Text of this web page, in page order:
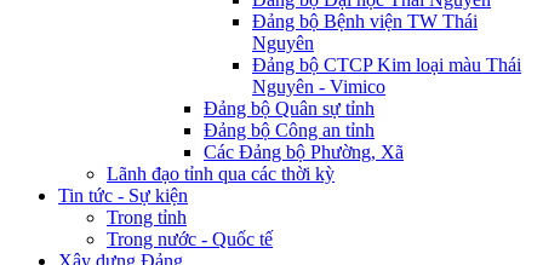
Đảng bộ Bệnh viện TW Thái
Nguyên
Đảng bộ CTCP Kim loại màu Thái
Nguyên - Vimico
Đảng bộ Quân sự tỉnh
Đảng bộ Công an tỉnh
Các Đảng bộ Phường, Xã
Lãnh đạo tỉnh qua các thời kỳ
Tin tức - Sự kiện
Trong tỉnh
Trong nước - Quốc tế
Xây dựng Đảng